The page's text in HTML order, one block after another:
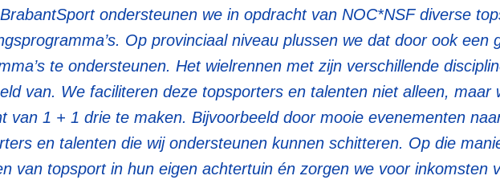
ondersteunen we in opdracht van NOC*NSF diverse
Op provinciaal niveau plussen we dat door ook een
te ondersteunen. Het wielrennen met zijn verschillende
van. We faciliteren deze topsporters en talenten niet alleen, maar
van 1 + 1 drie te maken. Bijvoorbeeld door mooie evenementen
en talenten die wij ondersteunen kunnen schitteren. Op die
van topsport in hun eigen achtertuin én zorgen we voor inkomsten